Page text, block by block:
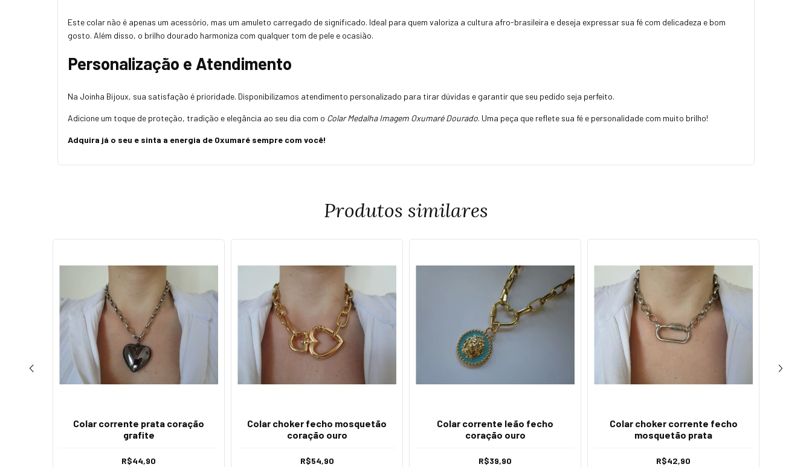
Este colar não é apenas um acessório, mas um amuleto carregado de significado. Ideal para quem valoriza a cultura afro-brasileira e deseja expressar sua fé com delicadeza e bom
gosto. Além disso, o brilho dourado harmoniza com qualquer tom de pele e ocasião.
Personalização e Atendimento
Na Joinha Bijoux, sua satisfação é prioridade. Disponibilizamos atendimento personalizado para tirar dúvidas e garantir que seu pedido seja perfeito.
Adicione um toque de proteção, tradição e elegância ao seu dia com o Colar Medalha Imagem Oxumaré Dourado. Uma peça que reflete sua fé e personalidade com muito brilho!
Adquira já o seu e sinta a energia de Oxumaré sempre com você!
Produtos similares
Colar corrente prata coração
grafite
R$44,90
Colar choker fecho mosquetão
coração ouro
R$54,90
Colar corrente leão fecho
coração ouro
R$39,90
Colar choker corrente fecho
mosquetão prata
R$42,90